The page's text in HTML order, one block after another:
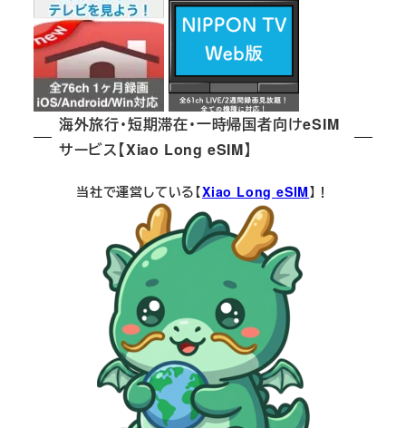
海外旅行・短期滞在・一時帰国者向けeSIM
サービス【Xiao Long eSIM】
当社で運営している【Xiao Long eSIM】！